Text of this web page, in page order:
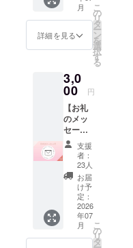
を対象
に、無
料招待
なたの
ご支援
が、1人
の体験
につな
がりま
す。 ・
5,000円
で1名を
ご招
待 目
標：100
名以上
の招待
・お礼
メール
ら集ま
るゲス
トス
ケー
ター、
現場を
支える
ボラン
ティア
スケー
ター。
これま
で多く
の方の
善意に
支えら
れてき
まし
た。 イ
ベント
に参加
月
詳細を見る
こ
の
リ
タ
ー
ン
を
選
択
す
る
3,0
00 円
【お礼
のメッ
セー
ジ】 感
謝の気
持ちを
込め
て、お
礼の
メッ
セージ
をお送
りしま
支援
者：
23人
お届
け予
定：
2026
年07
月
こ
の
リ
タ